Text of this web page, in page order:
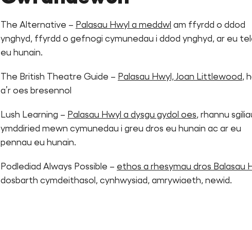
The Alternative – Palasau Hwyl a meddwl am ffyrdd o ddod
ynghyd, ffyrdd o gefnogi cymunedau i ddod ynghyd, ar eu
eu hunain.
The British Theatre Guide – Palasau Hwyl, Joan Littlewood,
a’r oes bresennol
Lush Learning – Palasau Hwyl a dysgu gydol oes, rhannu
ymddiried mewn cymunedau i greu dros eu hunain ac ar eu
pennau eu hunain.
Podlediad Always Possible – ethos a rhesymau dros Balasau
dosbarth cymdeithasol, cynhwysiad, amrywiaeth, newid.